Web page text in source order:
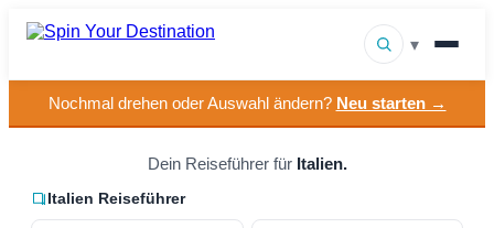
▾
Reiseziele
Nach Interesse stöbern
So funktioniert es
Nochmal drehen oder Auswahl ändern? Neu starten →
Dein Reiseführer für Italien.
Italien Reiseführer